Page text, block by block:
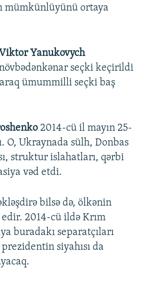
mümkünlüyünü ortaya
Viktor Yanukovych
seçki keçirildi
ümummilli seçki baş
2014-cü il mayın 25-
O, Ukraynada sülh, Donbas
struktur islahatları, qərbi
vəd etdi.
bilsə də, ölkənin
2014-cü ildə Krım
buradakı separatçıları
siyahısı da